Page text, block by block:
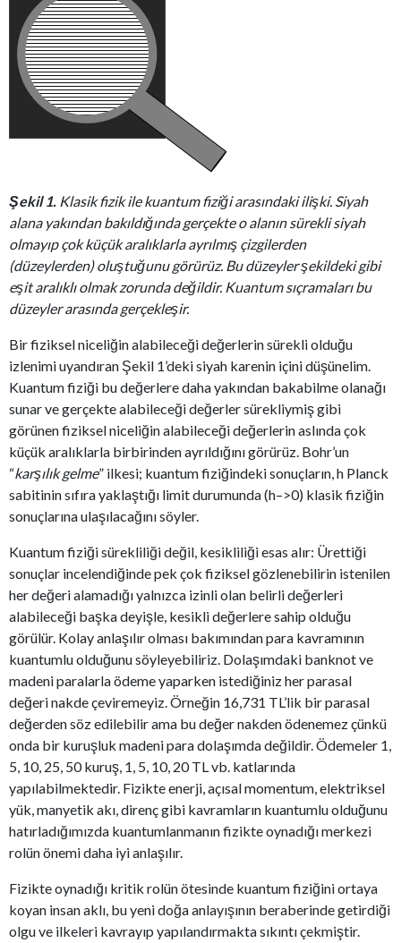
Şekil 1. Klasik fizik ile kuantum fiziği arasındaki ilişki. Siyah
alana yakından bakıldığında gerçekte o alanın sürekli siyah
olmayıp çok küçük aralıklarla ayrılmış çizgilerden
(düzeylerden) oluştuğunu görürüz. Bu düzeyler şekildeki gibi
eşit aralıklı olmak zorunda değildir. Kuantum sıçramaları bu
düzeyler arasında gerçekleşir.
Bir fiziksel niceliğin alabileceği değerlerin sürekli olduğu
izlenimi uyandıran Şekil 1’deki siyah karenin içini düşünelim.
Kuantum fiziği bu değerlere daha yakından bakabilme olanağı
sunar ve gerçekte alabileceği değerler sürekliymiş gibi
görünen fiziksel niceliğin alabileceği değerlerin aslında çok
küçük aralıklarla birbirinden ayrıldığını görürüz. Bohr’un
“karşılık gelme” ilkesi; kuantum fiziğindeki sonuçların, h Planck
sabitinin sıfıra yaklaştığı limit durumunda (h–>0) klasik fiziğin
sonuçlarına ulaşılacağını söyler.
Kuantum fiziği sürekliliği değil, kesikliliği esas alır: Ürettiği
sonuçlar incelendiğinde pek çok fiziksel gözlenebilirin istenilen
her değeri alamadığı yalnızca izinli olan belirli değerleri
alabileceği başka deyişle, kesikli değerlere sahip olduğu
görülür. Kolay anlaşılır olması bakımından para kavramının
kuantumlu olduğunu söyleyebiliriz. Dolaşımdaki banknot ve
madeni paralarla ödeme yaparken istediğiniz her parasal
değeri nakde çeviremeyiz. Örneğin 16,731 TL’lik bir parasal
değerden söz edilebilir ama bu değer nakden ödenemez çünkü
onda bir kuruşluk madeni para dolaşımda değildir. Ödemeler 1,
5, 10, 25, 50 kuruş, 1, 5, 10, 20 TL vb. katlarında
yapılabilmektedir. Fizikte enerji, açısal momentum, elektriksel
yük, manyetik akı, direnç gibi kavramların kuantumlu olduğunu
hatırladığımızda kuantumlanmanın fizikte oynadığı merkezi
rolün önemi daha iyi anlaşılır.
Fizikte oynadığı kritik rolün ötesinde kuantum fiziğini ortaya
koyan insan aklı, bu yeni doğa anlayışının beraberinde getirdiği
olgu ve ilkeleri kavrayıp yapılandırmakta sıkıntı çekmiştir.